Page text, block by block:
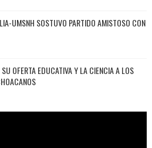
UMSNH SOSTUVO PARTIDO AMISTOSO CON
OFERTA EDUCATIVA Y LA CIENCIA A LOS